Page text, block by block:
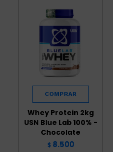
Whey Protein 2kg
USN Blue Lab 100% -
Chocolate
$ 8.500